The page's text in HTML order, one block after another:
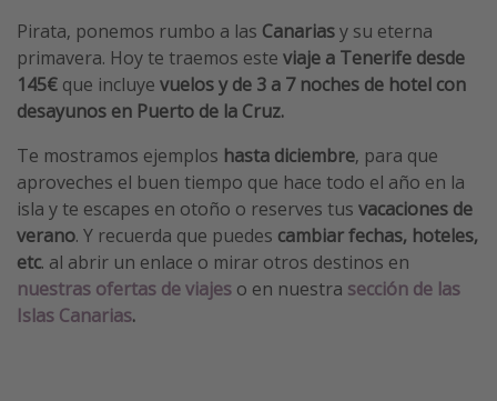
Hoteles más hot de España
Guía de equipaje de mano
Parques de atracciones
Viaja con musicales
El Rey León el musical
Harry Potter en Londres y otros destinos
Eventos deportivos
Pirata, ponemos rumbo a las Canariasy su eterna
primavera. Hoy te traemos este viaje a Tenerife desde
145€ que incluye vuelosy de 3 a 7 noches de hotel con
desayunos en Puerto de la Cruz.
Te mostramos ejemplos hasta diciembre, para que
aproveches el buen tiempo que hace todo el año en la
isla y te escapes en otoño o reserves tus vacaciones de
verano. Y recuerda que puedes cambiar fechas, hoteles,
etc. al abrir un enlace o mirar otros destinos en
nuestras ofertas de viajes o en nuestra sección de las
Islas Canarias.